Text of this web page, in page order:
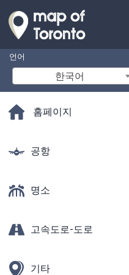
언어
한국어
홈페이지
공항
명소
고속도로-도로
기타